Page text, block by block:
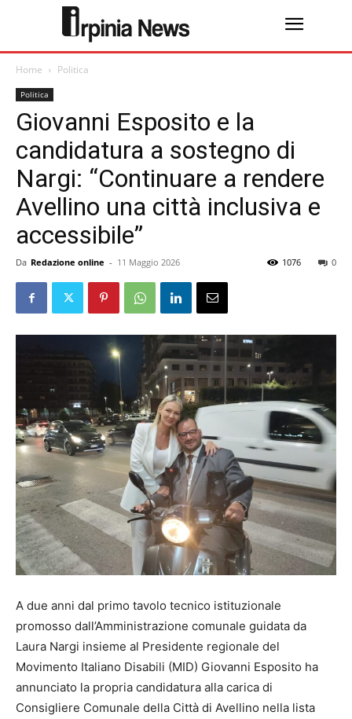
Home Politica
Politica
Giovanni Esposito e la
candidatura a sostegno di
Nargi: “Continuare a rendere
Avellino una città inclusiva e
accessibile”
Da Redazione online - 11 Maggio 2026 0
1076
A due anni dal primo tavolo tecnico istituzionale
promosso dall’Amministrazione comunale guidata da
Laura Nargi insieme al Presidente regionale del
Movimento Italiano Disabili (MID) Giovanni Esposito ha
annunciato la propria candidatura alla carica di
Consigliere Comunale della Città di Avellino nella lista